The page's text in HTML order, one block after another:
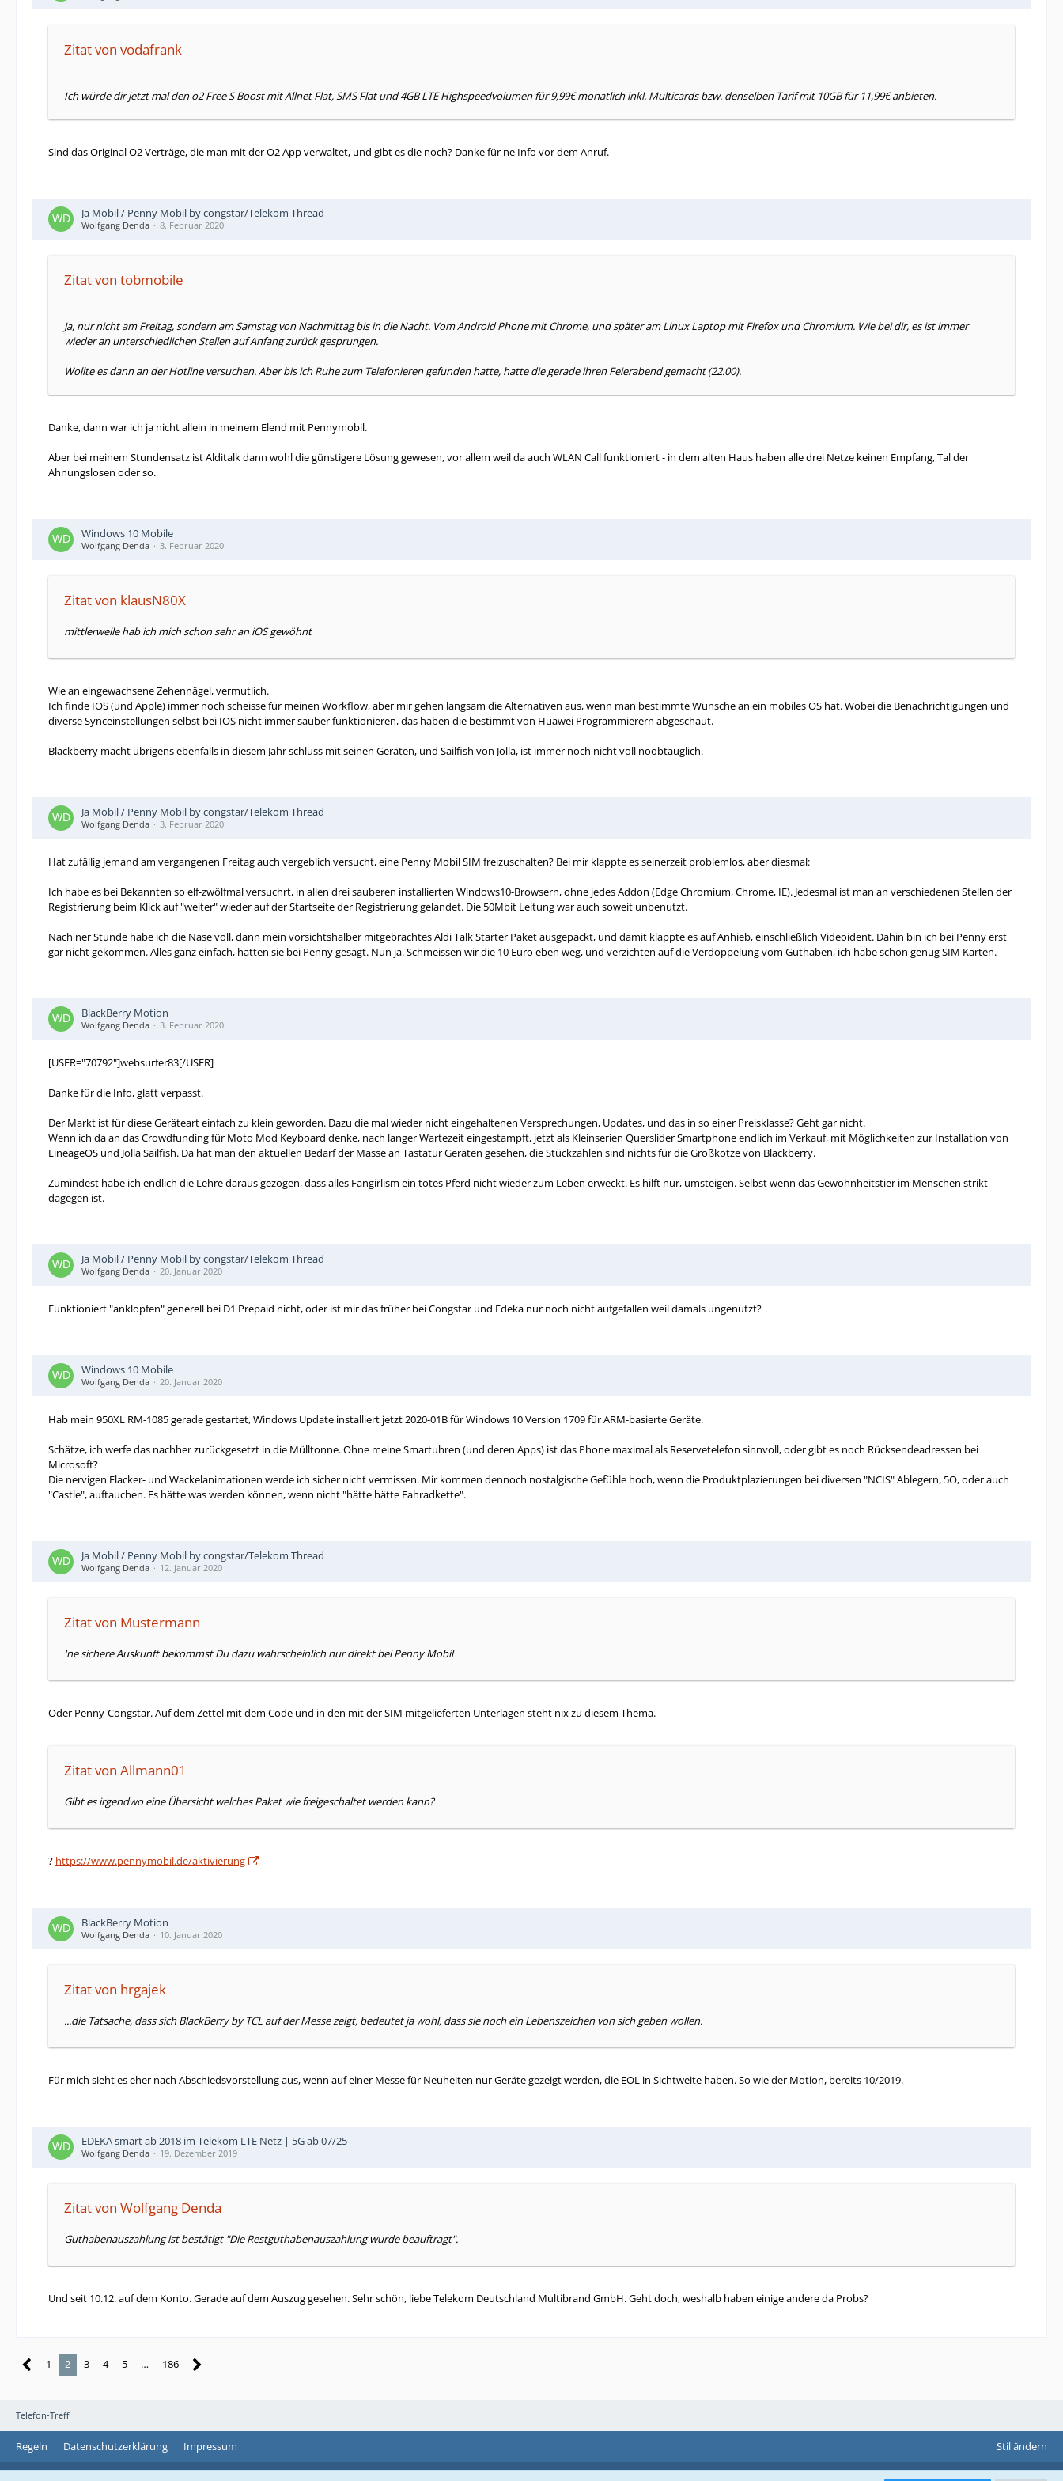
Telefon-Treff
Zitat von vodafrank
Ich würde dir jetzt mal den o2 Free S Boost mit Allnet Flat, SMS Flat und 4GB LTE Highspeedvolumen für 9,99€ monatlich inkl. Multicards bzw. denselben Tarif mit 10GB für 11,99€ anbieten.
Sind das Original O2 Verträge, die man mit der O2 App verwaltet, und gibt es die noch? Danke für ne Info vor dem Anruf.
Ja Mobil / Penny Mobil by congstar/Telekom Thread
Wolfgang Denda 8. Februar 2020
Zitat von tobmobile
Ja, nur nicht am Freitag, sondern am Samstag von Nachmittag bis in die Nacht. Vom Android Phone mit Chrome, und später am Linux Laptop mit Firefox und Chromium. Wie bei dir, es ist immer
wieder an unterschiedlichen Stellen auf Anfang zurück gesprungen.
Wollte es dann an der Hotline versuchen. Aber bis ich Ruhe zum Telefonieren gefunden hatte, hatte die gerade ihren Feierabend gemacht (22.00).
Danke, dann war ich ja nicht allein in meinem Elend mit Pennymobil.
Aber bei meinem Stundensatz ist Alditalk dann wohl die günstigere Lösung gewesen, vor allem weil da auch WLAN Call funktioniert - in dem alten Haus haben alle drei Netze keinen Empfang, Tal der
Ahnungslosen oder so.
Windows 10 Mobile
Wolfgang Denda 3. Februar 2020
Zitat von klausN80X
mittlerweile hab ich mich schon sehr an iOS gewöhnt
Wie an eingewachsene Zehennägel, vermutlich.
Ich finde IOS (und Apple) immer noch scheisse für meinen Workflow, aber mir gehen langsam die Alternativen aus, wenn man bestimmte Wünsche an ein mobiles OS hat. Wobei die Benachrichtigungen und
diverse Synceinstellungen selbst bei IOS nicht immer sauber funktionieren, das haben die bestimmt von Huawei Programmierern abgeschaut.
Blackberry macht übrigens ebenfalls in diesem Jahr schluss mit seinen Geräten, und Sailfish von Jolla, ist immer noch nicht voll noobtauglich.
Ja Mobil / Penny Mobil by congstar/Telekom Thread
Wolfgang Denda 3. Februar 2020
Hat zufällig jemand am vergangenen Freitag auch vergeblich versucht, eine Penny Mobil SIM freizuschalten? Bei mir klappte es seinerzeit problemlos, aber diesmal:
Ich habe es bei Bekannten so elf-zwölfmal versuchrt, in allen drei sauberen installierten Windows10-Browsern, ohne jedes Addon (Edge Chromium, Chrome, IE). Jedesmal ist man an verschiedenen Stellen der
Registrierung beim Klick auf "weiter" wieder auf der Startseite der Registrierung gelandet. Die 50Mbit Leitung war auch soweit unbenutzt.
Nach ner Stunde habe ich die Nase voll, dann mein vorsichtshalber mitgebrachtes Aldi Talk Starter Paket ausgepackt, und damit klappte es auf Anhieb, einschließlich Videoident. Dahin bin ich bei Penny erst
gar nicht gekommen. Alles ganz einfach, hatten sie bei Penny gesagt. Nun ja. Schmeissen wir die 10 Euro eben weg, und verzichten auf die Verdoppelung vom Guthaben, ich habe schon genug SIM Karten.
BlackBerry Motion
Wolfgang Denda 3. Februar 2020
[USER="70792"]websurfer83[/USER]
Danke für die Info, glatt verpasst.
Der Markt ist für diese Geräteart einfach zu klein geworden. Dazu die mal wieder nicht eingehaltenen Versprechungen, Updates, und das in so einer Preisklasse? Geht gar nicht.
Wenn ich da an das Crowdfunding für Moto Mod Keyboard denke, nach langer Wartezeit eingestampft, jetzt als Kleinserien Querslider Smartphone endlich im Verkauf, mit Möglichkeiten zur Installation von
LineageOS und Jolla Sailfish. Da hat man den aktuellen Bedarf der Masse an Tastatur Geräten gesehen, die Stückzahlen sind nichts für die Großkotze von Blackberry.
Zumindest habe ich endlich die Lehre daraus gezogen, dass alles Fangirlism ein totes Pferd nicht wieder zum Leben erweckt. Es hilft nur, umsteigen. Selbst wenn das Gewohnheitstier im Menschen strikt
dagegen ist.
Ja Mobil / Penny Mobil by congstar/Telekom Thread
Wolfgang Denda 20. Januar 2020
Funktioniert "anklopfen" generell bei D1 Prepaid nicht, oder ist mir das früher bei Congstar und Edeka nur noch nicht aufgefallen weil damals ungenutzt?
Windows 10 Mobile
Wolfgang Denda 20. Januar 2020
Hab mein 950XL RM-1085 gerade gestartet, Windows Update installiert jetzt 2020-01B für Windows 10 Version 1709 für ARM-basierte Geräte.
Schätze, ich werfe das nachher zurückgesetzt in die Mülltonne. Ohne meine Smartuhren (und deren Apps) ist das Phone maximal als Reservetelefon sinnvoll, oder gibt es noch Rücksendeadressen bei
Microsoft?
Die nervigen Flacker- und Wackelanimationen werde ich sicher nicht vermissen. Mir kommen dennoch nostalgische Gefühle hoch, wenn die Produktplazierungen bei diversen "NCIS" Ablegern, 5O, oder auch
"Castle", auftauchen. Es hätte was werden können, wenn nicht "hätte hätte Fahradkette".
Ja Mobil / Penny Mobil by congstar/Telekom Thread
Wolfgang Denda 12. Januar 2020
Zitat von Mustermann
'ne sichere Auskunft bekommst Du dazu wahrscheinlich nur direkt bei Penny Mobil
Oder Penny-Congstar. Auf dem Zettel mit dem Code und in den mit der SIM mitgelieferten Unterlagen steht nix zu diesem Thema.
Zitat von Allmann01
Gibt es irgendwo eine Übersicht welches Paket wie freigeschaltet werden kann?
? https://www.pennymobil.de/aktivierung
BlackBerry Motion
Wolfgang Denda 10. Januar 2020
Zitat von hrgajek
...die Tatsache, dass sich BlackBerry by TCL auf der Messe zeigt, bedeutet ja wohl, dass sie noch ein Lebenszeichen von sich geben wollen.
Für mich sieht es eher nach Abschiedsvorstellung aus, wenn auf einer Messe für Neuheiten nur Geräte gezeigt werden, die EOL in Sichtweite haben. So wie der Motion, bereits 10/2019.
EDEKA smart ab 2018 im Telekom LTE Netz | 5G ab 07/25
Wolfgang Denda 19. Dezember 2019
Zitat von Wolfgang Denda
Guthabenauszahlung ist bestätigt "Die Restguthabenauszahlung wurde beauftragt".
Und seit 10.12. auf dem Konto. Gerade auf dem Auszug gesehen. Sehr schön, liebe Telekom Deutschland Multibrand GmbH. Geht doch, weshalb haben einige andere da Probs?
1 2 3 4 5 … 186
Stil ändern
Regeln Datenschutzerklärung Impressum